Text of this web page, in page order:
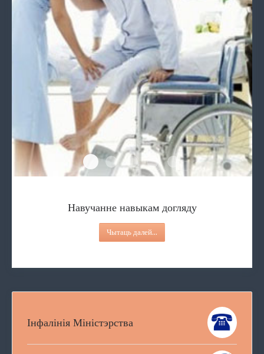
Навучанне навыкам догляду
Паслуга дзённы нагляд
Паслугі дзённага знаходжання
Паслуга персанальнага
Паслуга гуртковай
Навучанне навыкам догляду
Чытаць далей...
Інфалінія Міністэрства